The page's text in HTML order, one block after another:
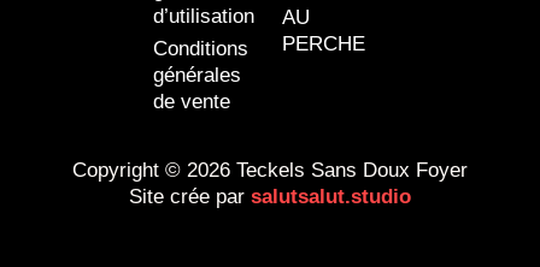
d’utilisation
Conditions
générales
de vente
AU
PERCHE
Copyright © 2026 Teckels Sans Doux Foyer
Site crée par salutsalut.studio